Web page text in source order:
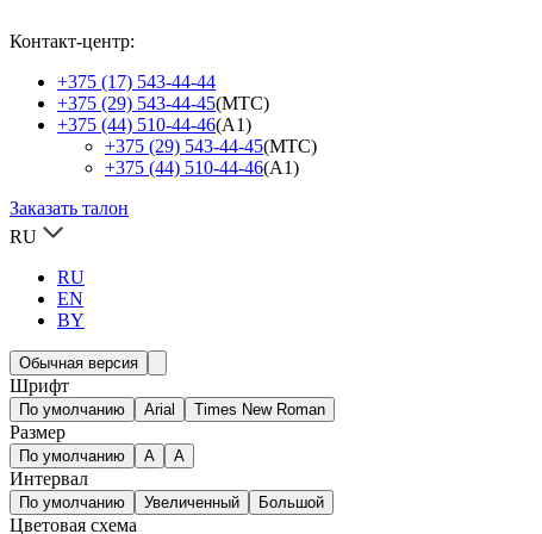
Контакт-центр:
+375 (17) 543-44-44
+375 (29) 543-44-45(МТС)
+375 (44) 510-44-46(А1)
+375 (29) 543-44-45(МТС)
+375 (44) 510-44-46(А1)
Заказать талон
RU
RU
EN
BY
Обычная версия
Шрифт
По умолчанию Arial Times New Roman
Размер
По умолчанию A A
Интервал
По умолчанию Увеличенный Большой
Цветовая схема